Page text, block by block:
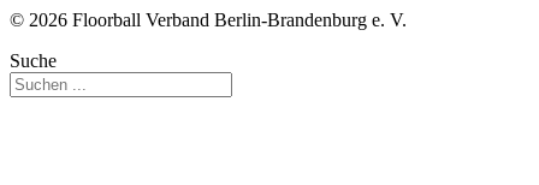
© 2026 Floorball Verband Berlin-Brandenburg e. V.
Suche